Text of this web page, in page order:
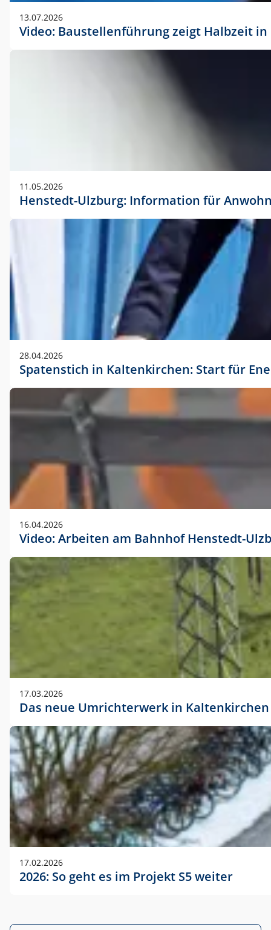
13.07.2026
Video: Baustellenführung zeigt Halbzeit
11.05.2026
Henstedt-Ulzburg: Information für
28.04.2026
Spatenstich in Kaltenkirchen: Start für
16.04.2026
Video: Arbeiten am Bahnhof Henstedt-
17.03.2026
Das neue Umrichterwerk in Kaltenkirchen
17.02.2026
2026: So geht es im Projekt S5 weiter